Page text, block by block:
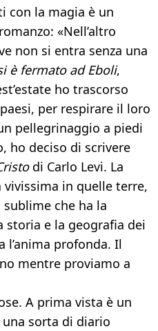
con la magia è un
«Nell’altro
non si entra senza una
è fermato ad Eboli,
ho trascorso
per respirare il loro
pellegrinaggio a piedi
ho deciso di scrivere
di Carlo Levi. La
vivissima in quelle terre,
che ha la
e la geografia dei
l’anima profonda. Il
mentre proviamo a
A prima vista è un
sorta di diario